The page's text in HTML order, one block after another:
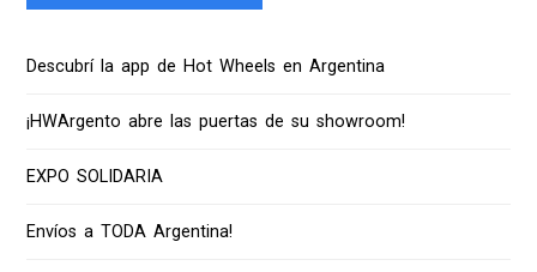
Descubrí la app de Hot Wheels en Argentina
¡HWArgento abre las puertas de su showroom!
EXPO SOLIDARIA
Envíos a TODA Argentina!